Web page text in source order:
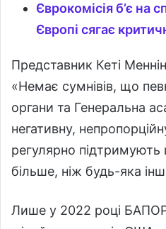
Єврокомісія б’є на
Європі сягає
Представник Кеті
«Немає сумнівів, що
органи та Генеральна
негативну,
регулярно підтримують
більше, ніж будь-яка
Лише у 2022 році